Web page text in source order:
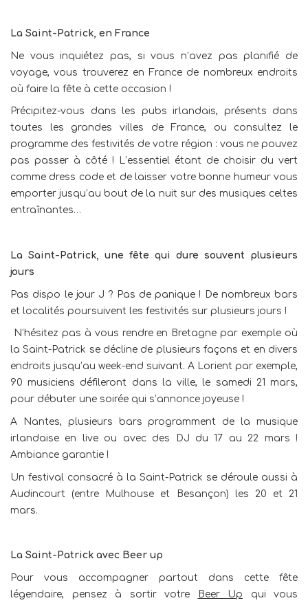
La Saint-Patrick, en France
Ne vous inquiétez pas, si vous n’avez pas planifié de
voyage, vous trouverez en France de nombreux endroits
où faire la fête à cette occasion !
Précipitez-vous dans les pubs irlandais, présents dans
toutes les grandes villes de France, ou consultez le
programme des festivités de votre région : vous ne pouvez
pas passer à côté ! L’essentiel étant de choisir du vert
comme dress code et de laisser votre bonne humeur vous
emporter jusqu’au bout de la nuit sur des musiques celtes
entraînantes…
La Saint-Patrick, une fête qui dure souvent plusieurs
jours
Pas dispo le jour J ? Pas de panique ! De nombreux bars
et localités poursuivent les festivités sur plusieurs jours !
N’hésitez pas à vous rendre en Bretagne par exemple où
la Saint-Patrick se décline de plusieurs façons et en divers
endroits jusqu’au week-end suivant. A Lorient par exemple,
90 musiciens défileront dans la ville, le samedi 21 mars,
pour débuter une soirée qui s’annonce joyeuse !
A Nantes, plusieurs bars programment de la musique
irlandaise en live ou avec des DJ du 17 au 22 mars !
Ambiance garantie !
Un festival consacré à la Saint-Patrick se déroule aussi à
Audincourt (entre Mulhouse et Besançon) les 20 et 21
mars.
La Saint-Patrick avec Beer up
Pour vous accompagner partout dans cette fête
légendaire, pensez à sortir votre
Beer Up qui vous